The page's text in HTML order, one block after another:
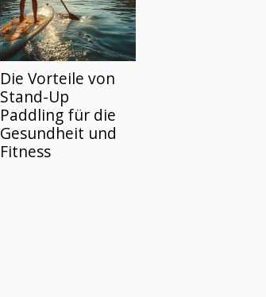
Die Vorteile von
Stand-Up
Paddling für die
Gesundheit und
Fitness